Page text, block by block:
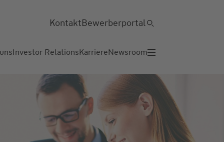
Investor RelationsKarriereNewsroom
KontaktBewerberportal